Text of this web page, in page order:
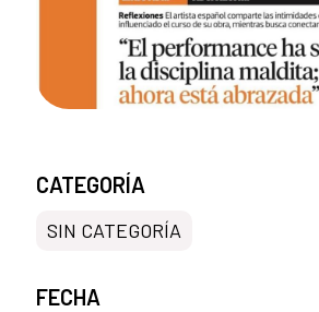
CATEGORÍA
SIN CATEGORÍA
FECHA